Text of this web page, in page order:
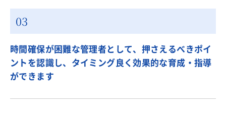
時間確保が困難な管理者として、押さえるべきポイ
ントを認識し、タイミング良く効果的な育成・指導
ができます